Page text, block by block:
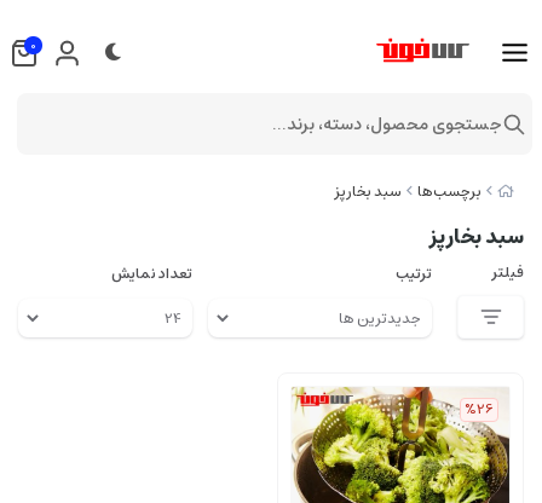
برچسب‌ها سبد بخارپز
سبد بخارپز
فیلتر ترتیب تعداد نمایش
%26
0
جستجوی محصول، دسته، برند...